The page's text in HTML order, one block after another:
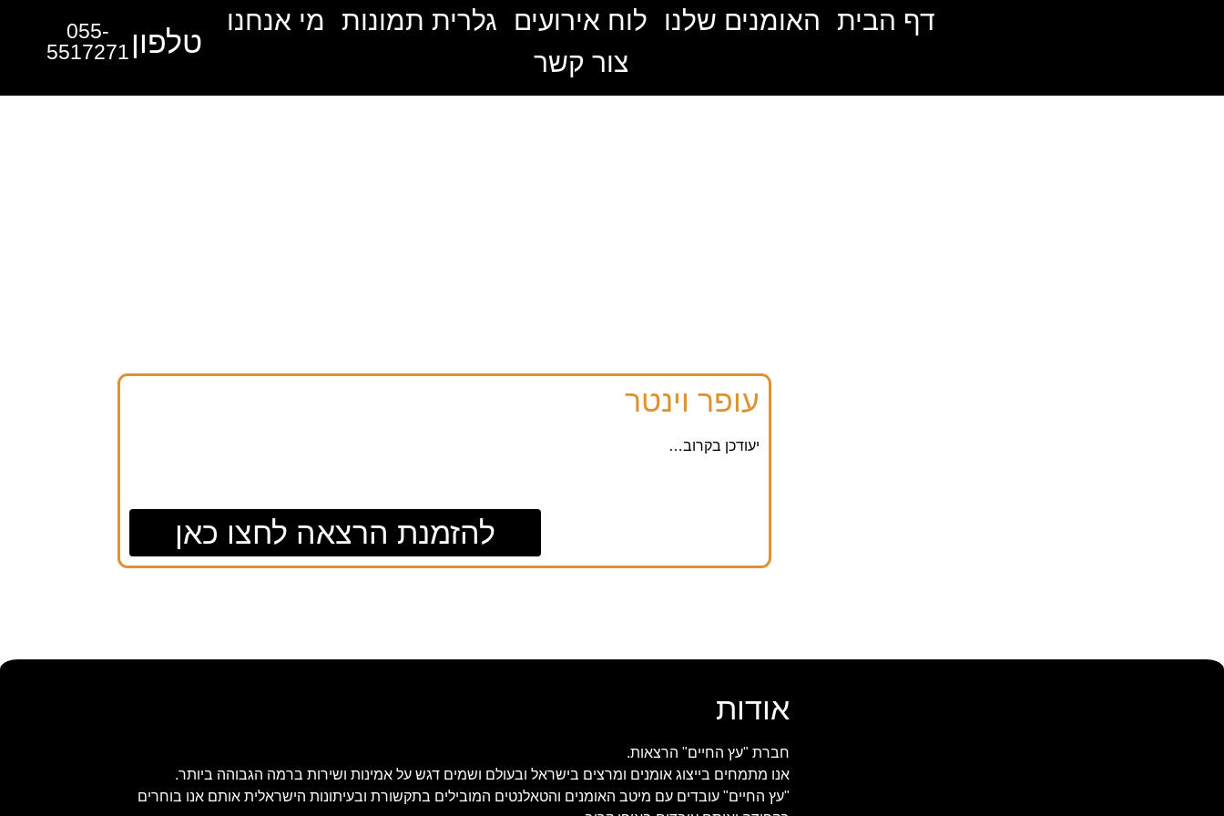
דף הבית האומנים שלנו לוח אירועים גלרית תמונות
מי אנחנו
צור קשר
טלפון
055-
5517271
עופר וינטר
יעודכן בקרוב…
להזמנת הרצאה לחצו כאן
אודות
חברת "עץ החיים" הרצאות.
אנו מתמחים בייצוג אומנים ומרצים בישראל ובעולם ושמים דגש על אמינות ושירות ברמה הגבוהה ביותר.
"עץ החיים" עובדים עם מיטב האומנים והטאלנטים המובילים בתקשורת ובעיתונות הישראלית אותם אנו בוחרים